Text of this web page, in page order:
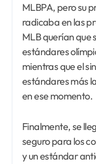
MLBPA, pero su
radicaba en las
MLB querían que
estándares
mientras que el
estándares más
en ese momento.
Finalmente, se
seguro para los
y un estándar